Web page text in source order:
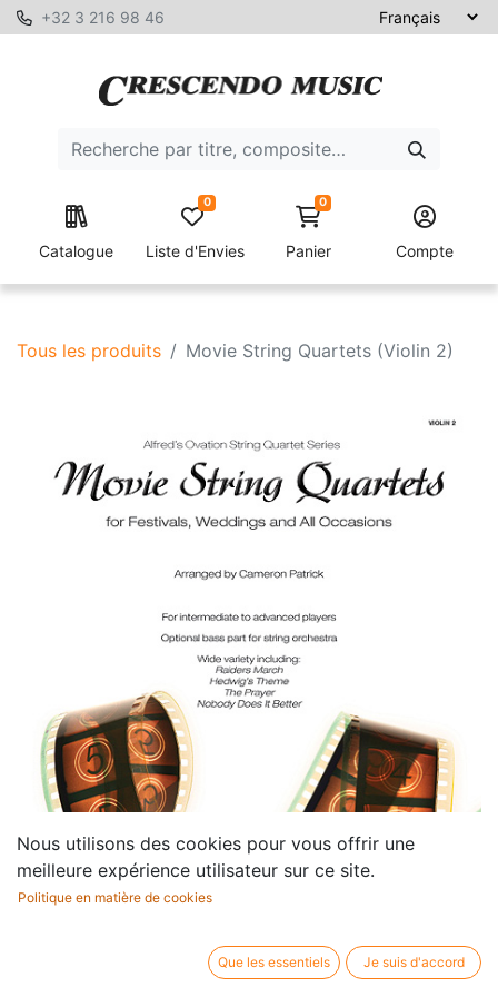
+32 3 216 98 46
Catalogue Liste d'Envies
0 0
Panier Compte
Tous les produits Movie String Quartets (Violin 2)
Nous utilisons des cookies pour vous offrir une
meilleure expérience utilisateur sur ce site.
Politique en matière de cookies
Que les essentiels Je suis d'accord